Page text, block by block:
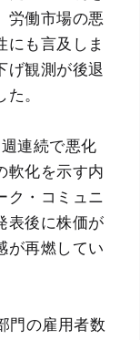
労働市場の悪
にも言及しま
げ観測が後退
。
連続で悪化
軟化を示す内
ク・コミュニ
表後に株価が
が再燃してい
門の雇用者数